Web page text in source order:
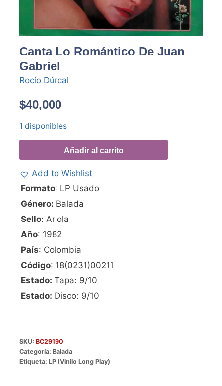
Canta Lo Romántico De Juan
Gabriel
Rocío Dúrcal
$40,000
1 disponibles
Añadir al carrito
Add to Wishlist
Formato: LP Usado
Género: Balada
Sello: Ariola
Año: 1982
País: Colombia
Código: 18(0231)00211
Estado: Tapa: 9/10
Estado: Disco: 9/10
SKU: BC29190
Categoría: Balada
Etiqueta: LP (Vinilo Long Play)